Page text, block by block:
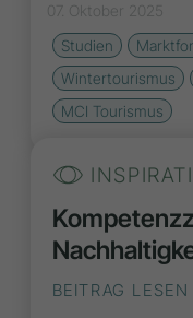
07. Oktober 2025
Studien
Wintertourismus
MCI Tourismus
BEITRAG LESEN